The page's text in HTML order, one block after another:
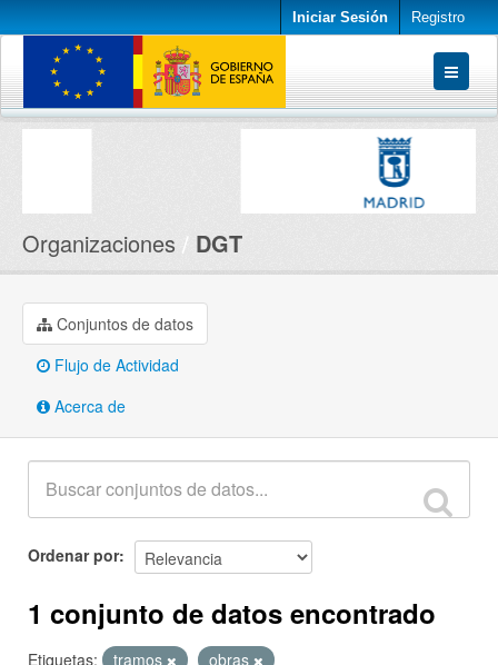
Iniciar Sesión Registro
Conjuntos de datos
Organizaciones DGT
Conjuntos de datos
Flujo de Actividad
Acerca de
Ordenar por
1 conjunto de datos encontrado
Etiquetas: tramos
obras